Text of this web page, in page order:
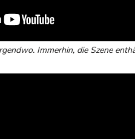
Immerhin, die Szene